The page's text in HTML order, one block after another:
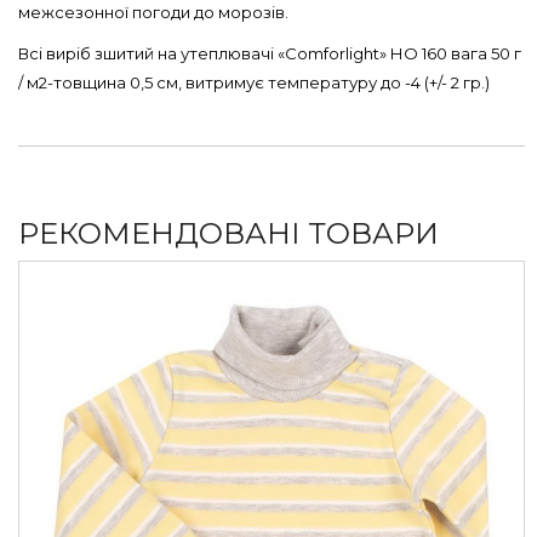
межсезонної погоди до морозів.
Всі виріб зшитий на утеплювачі «Comforlight» НО 160 вага 50 г
/ м2-товщина 0,5 см, витримує температуру до -4 (+/- 2 гр.)
РЕКОМЕНДОВАНІ ТОВАРИ